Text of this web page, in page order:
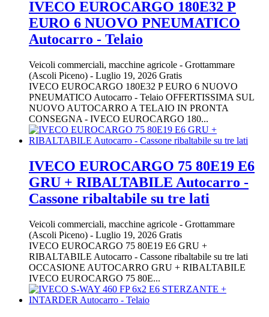
IVECO EUROCARGO 180E32 P
EURO 6 NUOVO PNEUMATICO
Autocarro - Telaio
Veicoli commerciali, macchine agricole - Grottammare
(Ascoli Piceno) - Luglio 19, 2026 Gratis
IVECO EUROCARGO 180E32 P EURO 6 NUOVO
PNEUMATICO Autocarro - Telaio OFFERTISSIMA SUL
NUOVO AUTOCARRO A TELAIO IN PRONTA
CONSEGNA - IVECO EUROCARGO 180...
IVECO EUROCARGO 75 80E19 E6
GRU + RIBALTABILE Autocarro -
Cassone ribaltabile su tre lati
Veicoli commerciali, macchine agricole - Grottammare
(Ascoli Piceno) - Luglio 19, 2026 Gratis
IVECO EUROCARGO 75 80E19 E6 GRU +
RIBALTABILE Autocarro - Cassone ribaltabile su tre lati
OCCASIONE AUTOCARRO GRU + RIBALTABILE
IVECO EUROCARGO 75 80E...